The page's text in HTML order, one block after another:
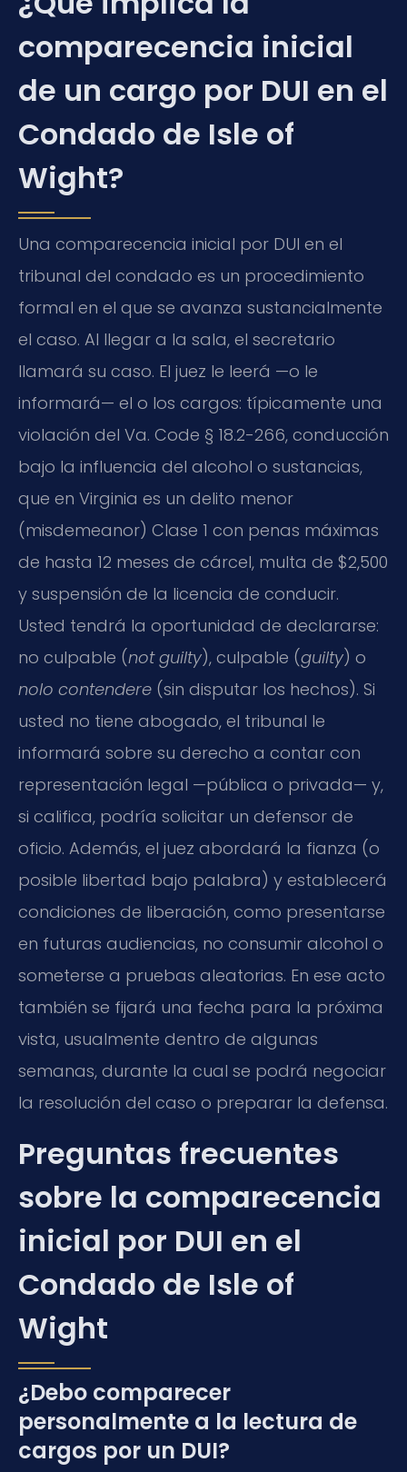
comparecencia inicial
de un cargo por DUI en el
Condado de Isle of
Wight?
Una comparecencia inicial por DUI en el
tribunal del condado es un procedimiento
formal en el que se avanza sustancialmente
el caso. Al llegar a la sala, el secretario
llamará su caso. El juez le leerá —o le
informará— el o los cargos: típicamente una
violación del Va. Code § 18.2-266, conducción
bajo la influencia del alcohol o sustancias,
que en Virginia es un delito menor
(misdemeanor) Clase 1 con penas máximas
de hasta 12 meses de cárcel, multa de $2,500
y suspensión de la licencia de conducir.
Usted tendrá la oportunidad de declararse:
no culpable (not guilty), culpable (guilty) o
nolo contendere (sin disputar los hechos). Si
usted no tiene abogado, el tribunal le
informará sobre su derecho a contar con
representación legal —pública o privada— y,
si califica, podría solicitar un defensor de
oficio. Además, el juez abordará la fianza (o
posible libertad bajo palabra) y establecerá
condiciones de liberación, como presentarse
en futuras audiencias, no consumir alcohol o
someterse a pruebas aleatorias. En ese acto
también se fijará una fecha para la próxima
vista, usualmente dentro de algunas
semanas, durante la cual se podrá negociar
la resolución del caso o preparar la defensa.
Preguntas frecuentes
sobre la comparecencia
inicial por DUI en el
Condado de Isle of
Wight
¿Debo comparecer
personalmente a la lectura de
cargos por un DUI?